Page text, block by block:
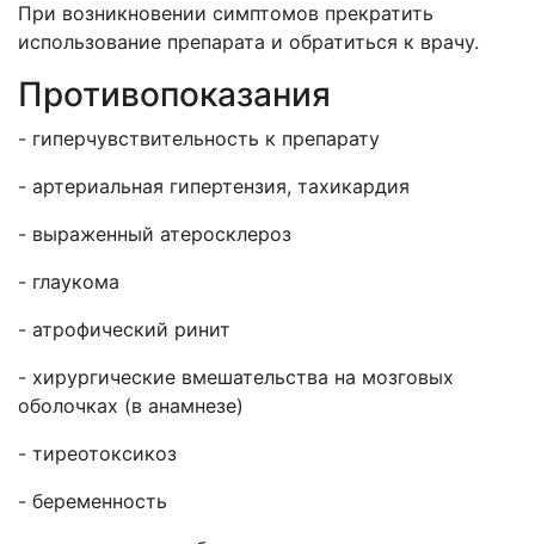
При возникновении симптомов прекратить
использование препарата и обратиться к врачу.
Противопоказания
- гиперчувствительность к препарату
- артериальная гипертензия, тахикардия
- выраженный атеросклероз
- глаукома
- атрофический ринит
- хирургические вмешательства на мозговых
оболочках (в анамнезе)
- тиреотоксикоз
- беременность